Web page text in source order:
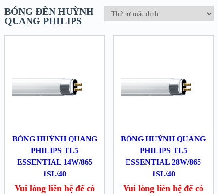
BÓNG ĐÈN HUỲNH
QUANG PHILIPS
BÓNG HUỲNH QUANG
PHILIPS TL5
ESSENTIAL 14W/865
1SL/40
Vui lòng liên hệ để có
BÓNG HUỲNH QUANG
PHILIPS TL5
ESSENTIAL 28W/865
1SL/40
Vui lòng liên hệ để có